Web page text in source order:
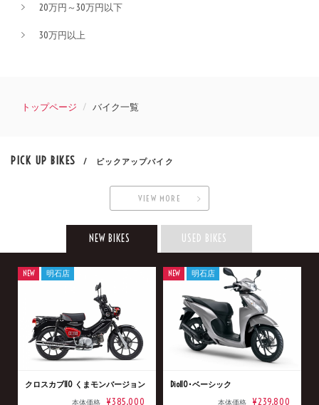
20万円～30万円以下
30万円以上
トップページ バイク一覧
PICK UP BIKES / ピックアップバイク
VIEW MORE
NEW BIKES USED BIKES
クロスカブ110 くまモンバージョン
本体価格 ¥385,000
NEW 明石店
Dio110･ベーシック
本体価格 ¥239,800
NEW 明石店